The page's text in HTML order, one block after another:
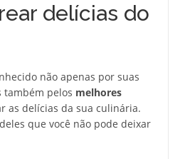
delícias do
não apenas por suas
também pelos melhores
as delícias da sua culinária.
que você não pode deixar